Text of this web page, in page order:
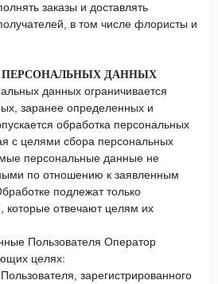
заказы и доставлять
в том числе флористы и
ПЕРСОНАЛЬНЫХ ДАННЫХ
данных ограничивается
заранее определенных и
обработка персональных
с целями сбора персональных
персональные данные не
по отношению к заявленным
подлежат только
которые отвечают целям их
Пользователя Оператор
целях:
зарегистрированного